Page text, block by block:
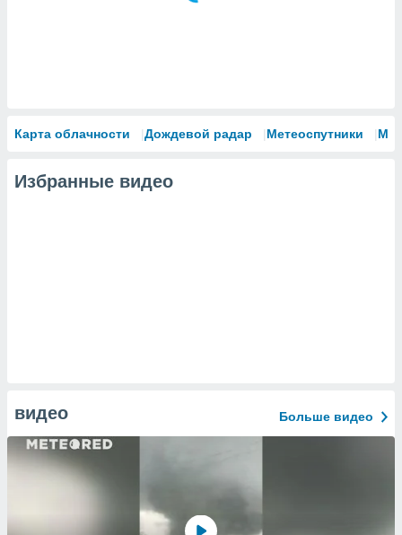
Карта облачности Дождевой радар Метеоспутники
Избранные видео
видео Больше видео